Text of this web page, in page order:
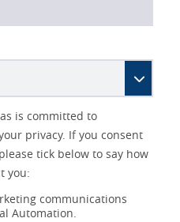
is committed to
privacy. If you consent
tick below to say how
you:
communications
Automation.